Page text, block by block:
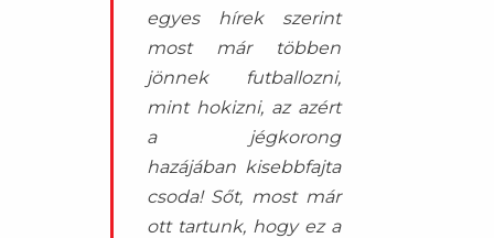
egyes hírek szerint
most már többen
jönnek futballozni,
mint hokizni, az azért
a jégkorong
hazájában kisebbfajta
csoda! Sőt, most már
ott tartunk, hogy ez a